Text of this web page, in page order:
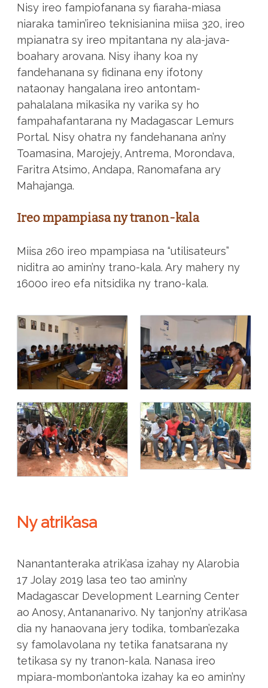
Nisy ireo fampiofanana sy fiaraha-miasa
niaraka tamin’ireo teknisianina miisa 320, ireo
mpianatra sy ireo mpitantana ny ala-java-
boahary arovana. Nisy ihany koa ny
fandehanana sy fidinana eny ifotony
nataonay hangalana ireo antontam-
pahalalana mikasika ny varika sy ho
fampahafantarana ny Madagascar Lemurs
Portal. Nisy ohatra ny fandehanana an’ny
Toamasina, Marojejy, Antrema, Morondava,
Faritra Atsimo, Andapa, Ranomafana ary
Mahajanga.
Ireo mpampiasa ny tranon-kala
Miisa 260 ireo mpampiasa na “utilisateurs”
niditra ao amin’ny trano-kala. Ary mahery ny
1600o ireo efa nitsidika ny trano-kala.
Ny atrik’asa
Nanantanteraka atrik’asa izahay ny Alarobia
17 Jolay 2019 lasa teo tao amin’ny
Madagascar Development Learning Center
ao Anosy, Antananarivo. Ny tanjon’ny atrik’asa
dia ny hanaovana jery todika, tomban’ezaka
sy famolavolana ny tetika fanatsarana ny
tetikasa sy ny tranon-kala. Nanasa ireo
mpiara-mombon’antoka izahay ka eo amin’ny